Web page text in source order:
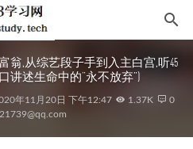
翁,从综艺段子手到入主白宫,听45
讲述生命中的“永不放弃”)
年11月20日 下午12:47 1.37K
0